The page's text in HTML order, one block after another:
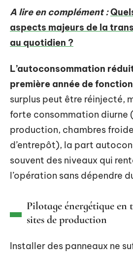
A lire en complément :
aspects majeurs de la
au quotidien ?
L’autoconsommation
première année de
surplus peut être réinjecté,
forte consommation diurne
production, chambres
d’entrepôt), la part
souvent des niveaux qui
l’opération sans dépendre
Pilotage énergétique en
sites de production
Installer des panneaux ne